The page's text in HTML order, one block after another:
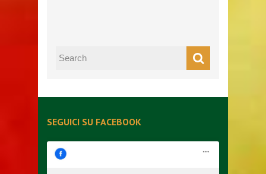
SEGUICI SU FACEBOOK